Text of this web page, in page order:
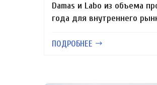
Damas и Labo из объема
года для внутреннего
ПОДРОБНЕЕ